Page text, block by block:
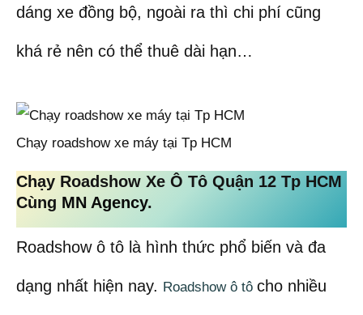
dáng xe đồng bộ, ngoài ra thì chi phí cũng
khá rẻ nên có thể thuê dài hạn…
Chạy roadshow xe máy tại Tp HCM
Chạy Roadshow Xe Ô Tô Quận 12 Tp HCM
Cùng MN Agency.
Roadshow ô tô là hình thức phổ biến và đa
dạng nhất hiện nay. Roadshow ô tô cho nhiều